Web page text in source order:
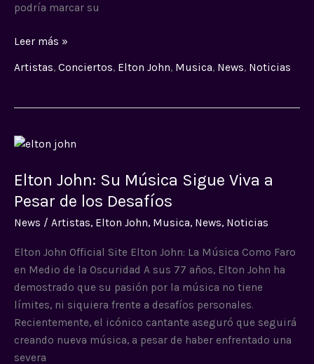
podría marcar su
Leer más »
Artistas, Conciertos, Elton John, Musica, News, Noticias
Elton John: Su Música Sigue Viva a
Pesar de los Desafíos
News / Artistas, Elton John, Musica, News, Noticias
Elton John Official Site Elton John: La Música Como Faro
en Medio de la Oscuridad A sus 77 años, Elton John ha
demostrado que su pasión por la música no tiene
límites, ni siquiera frente a desafíos personales.
Recientemente, el icónico cantante aseguró que seguirá
creando nueva música, a pesar de haber enfrentado una
severa
Elton
Su
Música
a
Pesar
de
los
Desafíos